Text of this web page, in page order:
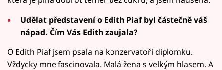
Udělat představení o Edith Piaf byl částečně váš
nápad. Čím Vás Edith zaujala?
O Edith Piaf jsem psala na konzervatoři diplomku.
Vždycky mne fascinovala. Malá žena s velkým hlasem. A